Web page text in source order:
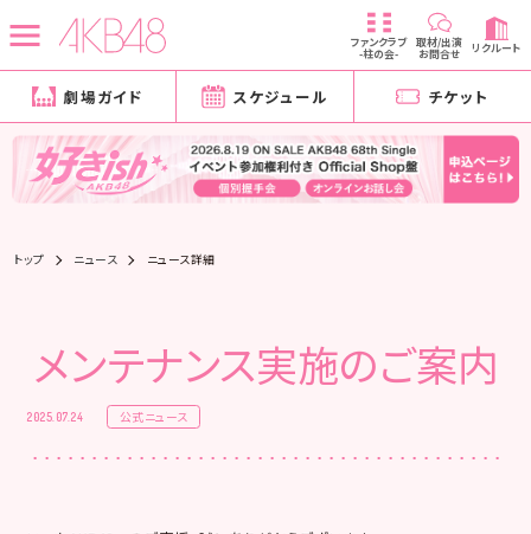
ファンクラブ
-柱の会-
取材/出演
お問合せ リクルート
劇場ガイド スケジュール チケット
トップ ニュース ニュース詳細
メンテナンス実施のご案内
2025.07.24 公式ニュース